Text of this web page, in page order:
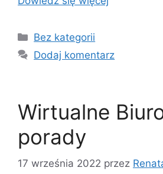
Kategorie
Bez kategorii
Dodaj komentarz
Wirtualne
porady
17 września 2022 przez